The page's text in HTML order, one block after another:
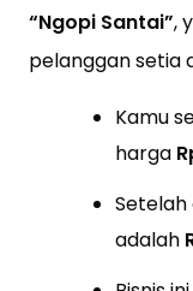
“Ngopi Santai”,
pelanggan setia
Kamu
harga
Setelah
adalah